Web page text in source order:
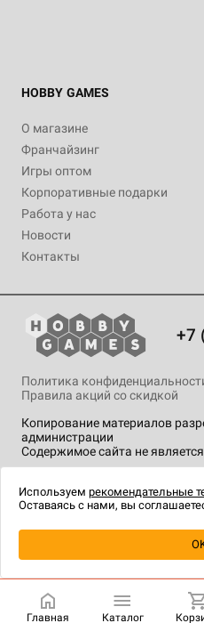
HOBBY GAMES
О магазине
Франчайзинг
Игры оптом
Корпоративные подарки
Работа у нас
Новости
Контакты
+7
Копирование материалов
администрации
Содержимое сайта не
Политика
Правила акций со скидкой
технологии.
Главная Каталог
Используем рекомендательные
Оставаясь с нами, вы